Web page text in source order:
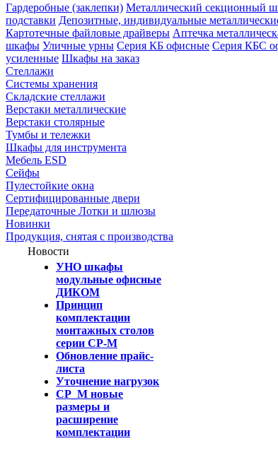
Гардеробные (заклепки) Металлический секционный
подставки Депозитные, индивидуальные
Картотечные файловые драйверы Аптечка
шкафы Уличные урны Серия КБ офисные Серия КБС
усиленные Шкафы на заказ
Стеллажи
Системы хранения
Складские стеллажи
Верстаки металлические
Верстаки столярные
Тумбы и тележки
Шкафы для инструмента
Мебель ESD
Сейфы
Пулестойкие окна
Сертифицированные двери
Передаточные Лотки и шлюзы
Новинки
Продукция, снятая с производства
Новости
УНО шкафы
модульные офисные
ДИКОМ
Принцип
комплектации
монтажных столов
серии СР-М
Обновление прайс-
листа
Уточнение нагрузок
СР_М новые
размеры и
расширение
комплектации